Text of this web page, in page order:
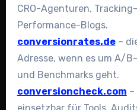
CRO-Agenturen,
Performance-Blogs.
conversionrates.de–
Adresse, wenn es um A/
und Benchmarks geht.
conversioncheck.com